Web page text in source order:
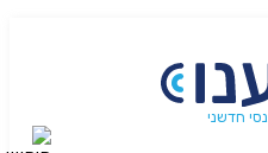
חדשני
שמענו ותיהנו